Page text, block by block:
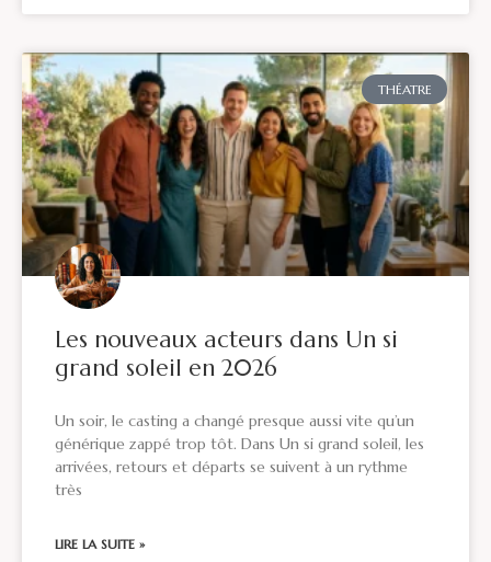
THÉATRE
Les nouveaux acteurs dans Un si
grand soleil en 2026
Un soir, le casting a changé presque aussi vite qu’un
générique zappé trop tôt. Dans Un si grand soleil, les
arrivées, retours et départs se suivent à un rythme
très
LIRE LA SUITE »